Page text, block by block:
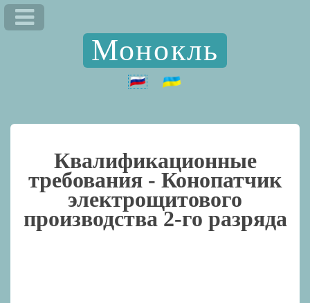
Монокль
Квалификационные
требования - Конопатчик
электрощитового
производства 2-го разряда